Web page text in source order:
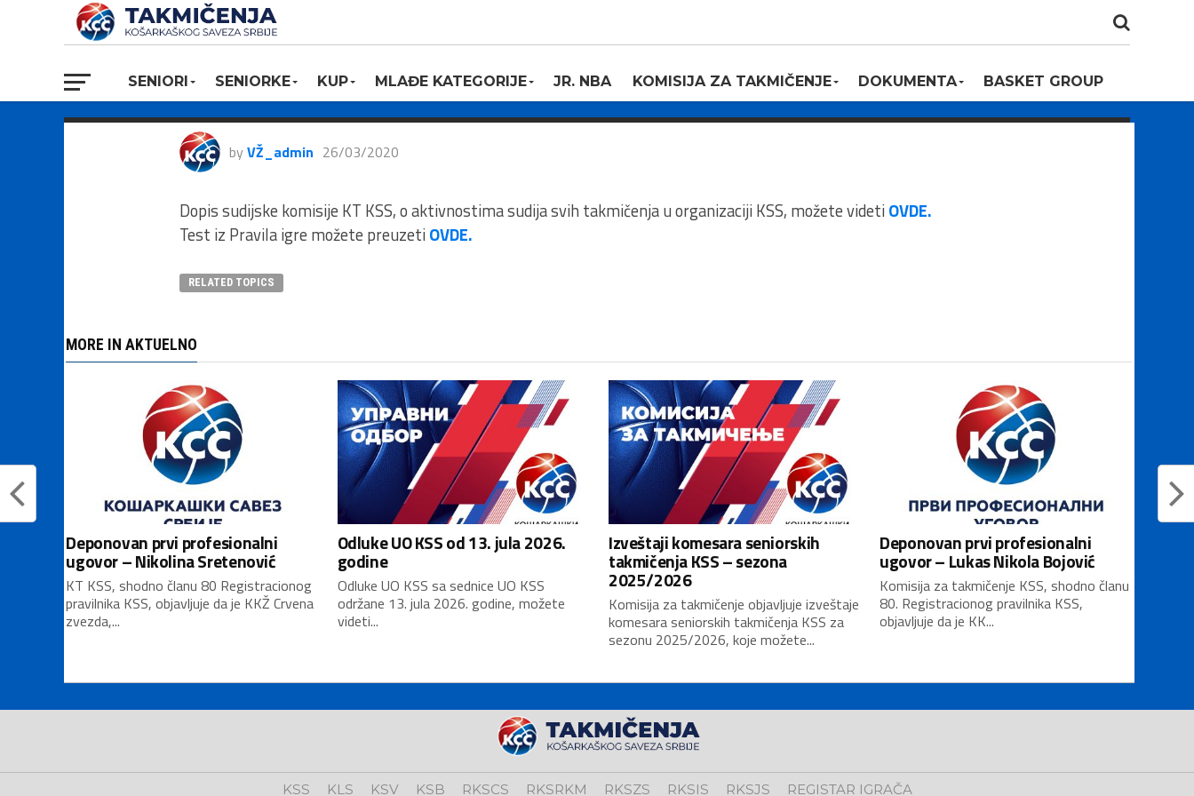
SENIORI SENIORKE KUP MLAĐE KATEGORIJE JR. NBA KOMISIJA ZA TAKMIČENJE DOKUMENTA BASKET GROUP
stanja i test Pravila igre
by VŽ_admin 26/03/2020
Dopis sudijske komisije KT KSS, o aktivnostima sudija svih takmičenja u organizaciji KSS, možete videtiOVDE.
Test iz Pravila igre možete preuzetiOVDE.
RELATED TOPICS
MORE IN AKTUELNO
Deponovan prvi profesionalni
ugovor – Nikolina Sretenović
KT KSS, shodno članu 80 Registracionog
pravilnika KSS, objavljuje da je KKŽ Crvena
zvezda,...
Odluke UO KSS od 13. jula 2026.
godine
Odluke UO KSS sa sednice UO KSS
održane 13. jula 2026. godine, možete
videti...
Izveštaji komesara seniorskih
takmičenja KSS – sezona
2025/2026
Komisija za takmičenje objavljuje izveštaje
komesara seniorskih takmičenja KSS za
sezonu 2025/2026, koje možete...
Deponovan prvi profesionalni
ugovor – Lukas Nikola Bojović
Komisija za takmičenje KSS, shodno članu
80. Registracionog pravilnika KSS,
objavljuje da je KK...
KSS KLS KSV KSB RKSCS RKSRKM RKSZS RKSIS RKSJS REGISTAR IGRAČA